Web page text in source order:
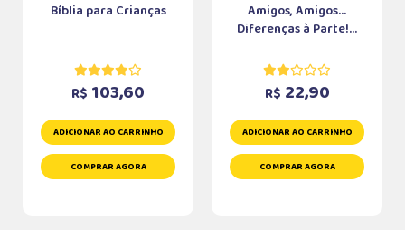
Bíblia para Crianças
R$ 103,60
ADICIONAR AO CARRINHO
COMPRAR AGORA
Amigos, Amigos...
Diferenças à Parte!...
R$ 22,90
ADICIONAR AO CARRINHO
COMPRAR AGORA